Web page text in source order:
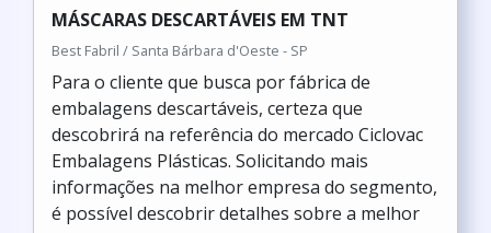
MÁSCARAS DESCARTÁVEIS EM TNT
Best Fabril / Santa Bárbara d'Oeste - SP
Para o cliente que busca por fábrica de
embalagens descartáveis, certeza que
descobrirá na referência do mercado Ciclovac
Embalagens Plásticas. Solicitando mais
informações na melhor empresa do segmento,
é possível descobrir detalhes sobre a melhor